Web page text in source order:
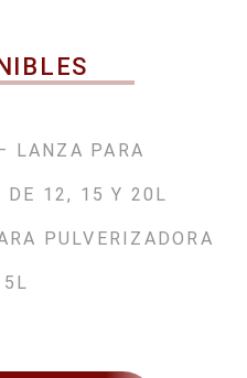
LANZA PARA
DE 12, 15 Y 20L
PULVERIZADORA
5L